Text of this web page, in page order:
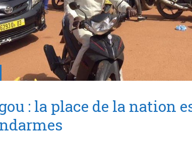
: la place de la nation